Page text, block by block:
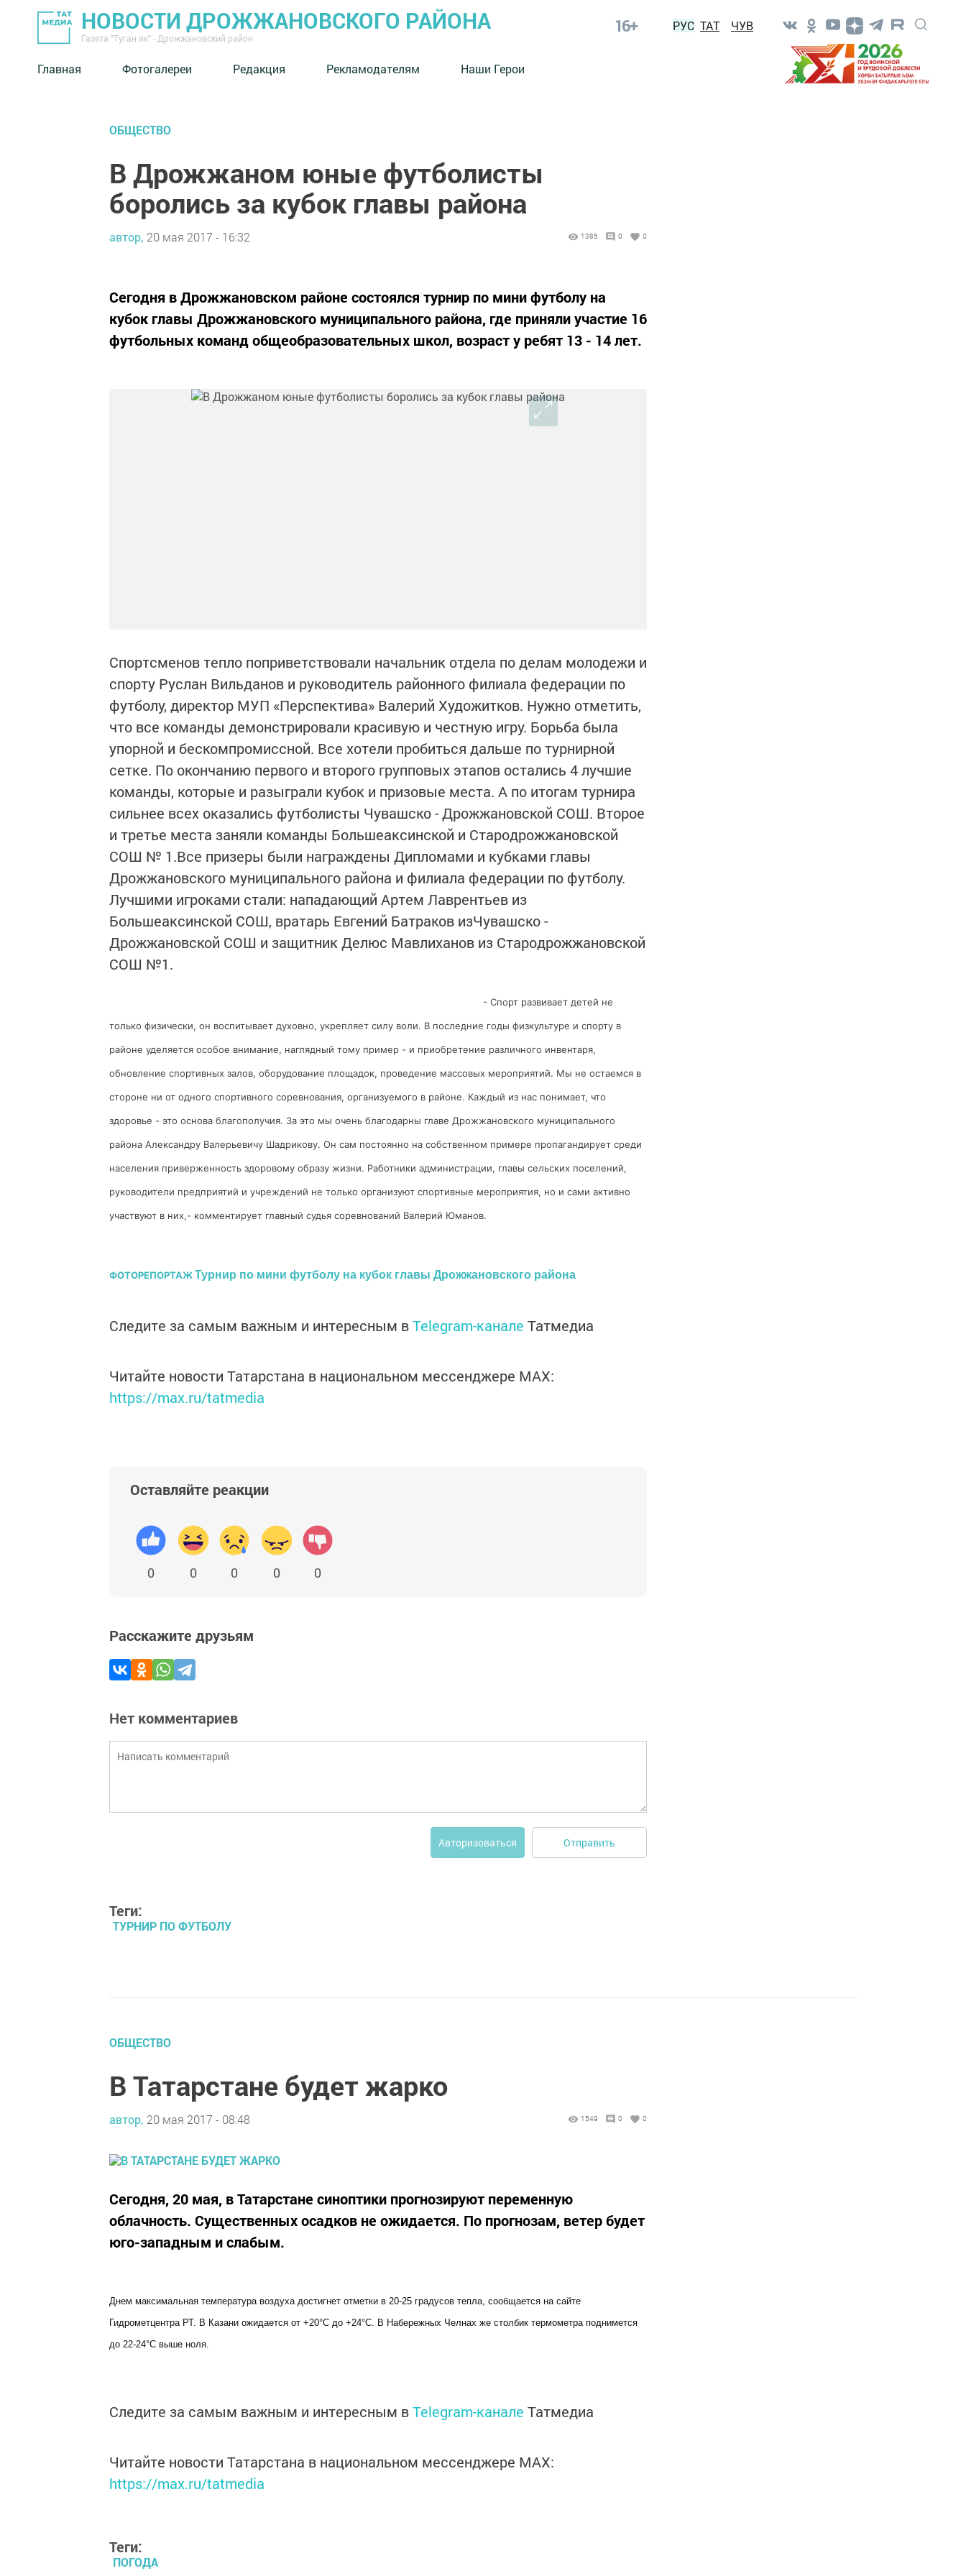
НОВОСТИ ДРОЖЖАНОВСКОГО РАЙОНА
Газета "Туган як" - Дрожжановский район
16+ РУС ТАТ ЧУВ
Главная Фотогалереи Редакция Рекламодателям Наши Герои
ОБЩЕСТВО
В Дрожжаном юные футболисты
боролись за кубок главы района
автор, 20 мая 2017 - 16:32 1385 0 0
Сегодня в Дрожжановском районе состоялся турнир по мини футболу на
кубок главы Дрожжановского муниципального района, где приняли участие 16
футбольных команд общеобразовательных школ, возраст у ребят 13 - 14 лет.
Спортсменов тепло поприветствовали начальник отдела по делам молодежи и
спорту Руслан Вильданов и руководитель районного филиала федерации по
футболу, директор МУП «Перспектива» Валерий Художитков. Нужно отметить,
что все команды демонстрировали красивую и честную игру. Борьба была
упорной и бескомпромиссной. Все хотели пробиться дальше по турнирной
сетке. По окончанию первого и второго групповых этапов остались 4 лучшие
команды, которые и разыграли кубок и призовые места. А по итогам турнира
сильнее всех оказались футболисты Чувашско - Дрожжановской СОШ. Второе
и третье места заняли команды Большеаксинской и Стародрожжановской
СОШ № 1.Все призеры были награждены Дипломами и кубками главы
Дрожжановского муниципального района и филиала федерации по футболу.
Лучшими игроками стали: нападающий Артем Лаврентьев из
Большеаксинской СОШ, вратарь Евгений Батраков изЧувашско -
Дрожжановской СОШ и защитник Делюс Мавлиханов из Стародрожжановской
СОШ №1.
- Спорт развивает детей не
только физически, он воспитывает духовно, укрепляет силу воли. В последние годы физкультуре и спорту в
районе уделяется особое внимание, наглядный тому пример - и приобретение различного инвентаря,
обновление спортивных залов, оборудование площадок, проведение массовых мероприятий. Мы не остаемся в
стороне ни от одного спортивного соревнования, организуемого в районе. Каждый из нас понимает, что
здоровье - это основа благополучия. За это мы очень благодарны главе Дрожжановского муниципального
района Александру Валерьевичу Шадрикову. Он сам постоянно на собственном примере пропагандирует среди
населения приверженность здоровому образу жизни. Работники администрации, главы сельских поселений,
руководители предприятий и учреждений не только организуют спортивные мероприятия, но и сами активно
участвуют в них,- комментирует главный судья соревнований Валерий Юманов.
ФОТОРЕПОРТАЖТурнир по мини футболу на кубок главы Дрожжановского района
Следите за самым важным и интересным вTelegram-канале Татмедиа
Читайте новости Татарстана в национальном мессенджере MАХ:
https://max.ru/tatmedia
Оставляйте реакции
0 0 0 0 0
Расскажите друзьям
Нет комментариев
Авторизоваться Отправить
Теги:
ТУРНИР ПО ФУТБОЛУ
ОБЩЕСТВО
В Татарстане будет жарко
автор, 20 мая 2017 - 08:48 1549 0 0
Сегодня, 20 мая, в Татарстане синоптики прогнозируют переменную
облачность. Существенных осадков не ожидается. По прогнозам, ветер будет
юго-западным и слабым.
Днем максимальная температура воздуха достигнет отметки в 20-25 градусов тепла, сообщается на сайте
Гидрометцентра РТ. В Казани ожидается от +20°С до +24°С. В Набережных Челнах же столбик термометра поднимется
до 22-24°С выше ноля.
Следите за самым важным и интересным вTelegram-канале Татмедиа
Читайте новости Татарстана в национальном мессенджере MАХ:
https://max.ru/tatmedia
Теги:
ПОГОДА